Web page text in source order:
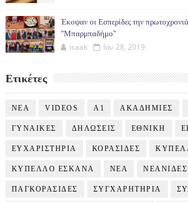
Έκοψαν οι Εσπερίδες την
"Μπαρμπαδήμο"
isaak Ιαν 28, 2019
Ετικέτες
NEA VIDEOS Α1 ΑΚΑΔΗΜΙΕΣ
ΓΥΝΑΙΚΕΣ ΔΗΛΩΣΕΙΣ ΕΘΝΙΚΗ
ΕΥΧΑΡΙΣΤΗΡΙΑ ΚΟΡΑΣΙΔΕΣ
ΚΥΠΕΛΛΟ ΕΣΚΑΝΑ ΝΕΑ ΝΕΑΝΙΔΕΣ
ΠΑΓΚΟΡΑΣΙΔΕΣ ΣΥΓΧΑΡΗΤΗΡΙΑ